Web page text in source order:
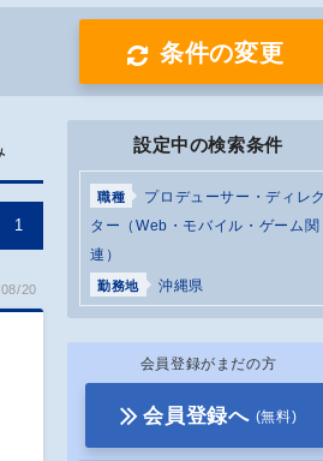
条件の変更
1
20
設定中の検索条件
職種
プロデューサー・ディレク
ター（Web・モバイル・ゲーム関
連）
勤務地 沖縄県
会員登録がまだの方
会員登録へ (無料)